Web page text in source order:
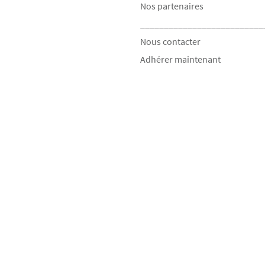
Nos partenaires
Nous contacter
Adhérer maintenant